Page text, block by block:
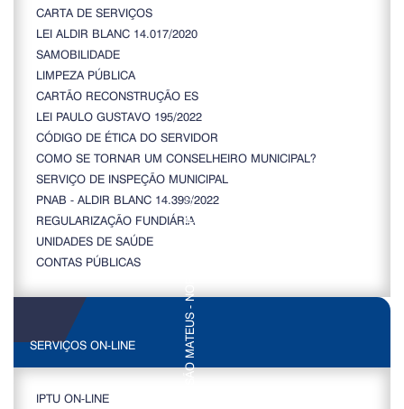
CARTA DE SERVIÇOS
LEI ALDIR BLANC 14.017/2020
SAMOBILIDADE
LIMPEZA PÚBLICA
CARTÃO RECONSTRUÇÃO ES
LEI PAULO GUSTAVO 195/2022
CÓDIGO DE ÉTICA DO SERVIDOR
COMO SE TORNAR UM CONSELHEIRO MUNICIPAL?
SERVIÇO DE INSPEÇÃO MUNICIPAL
PNAB - ALDIR BLANC 14.399/2022
REGULARIZAÇÃO FUNDIÁRIA
UNIDADES DE SAÚDE
CONTAS PÚBLICAS
SERVIÇOS ON-LINE
IPTU ON-LINE